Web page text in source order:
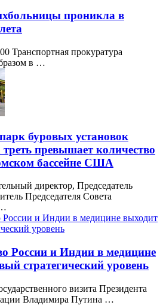
проникла в
Транспортная прокуратура
в …
буровых установок
превышает количество
бассейне США
директор, Председатель
Председателя Совета
России и Индии в медицине
стратегический уровень
визита Президента
Владимира Путина …